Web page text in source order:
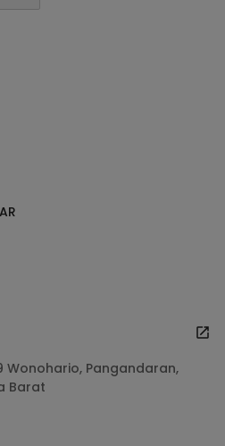
Wonohario, Pangandaran,
Barat